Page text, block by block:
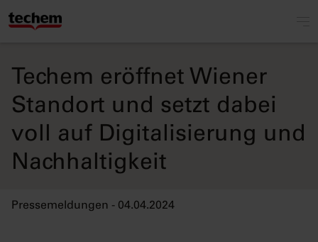
Techem eröffnet Wiener
Standort und setzt dabei
voll auf Digitalisierung und
Nachhaltigkeit
Pressemeldungen - 04.04.2024